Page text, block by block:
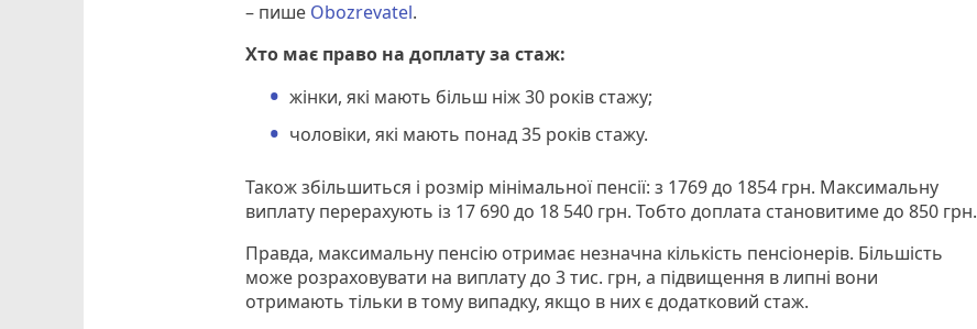
– пише Оbozrevatel.
Хто має право на доплату за стаж:
жінки, які мають більш ніж 30 років стажу;
чоловіки, які мають понад 35 років стажу.
Також збільшиться і розмір мінімальної пенсії: з 1769 до 1854 грн. Максимальну
виплату перерахують із 17 690 до 18 540 грн. Тобто доплата становитиме до 850 грн.
Правда, максимальну пенсію отримає незначна кількість пенсіонерів. Більшість
може розраховувати на виплату до 3 тис. грн, а підвищення в липні вони
отримають тільки в тому випадку, якщо в них є додатковий стаж.